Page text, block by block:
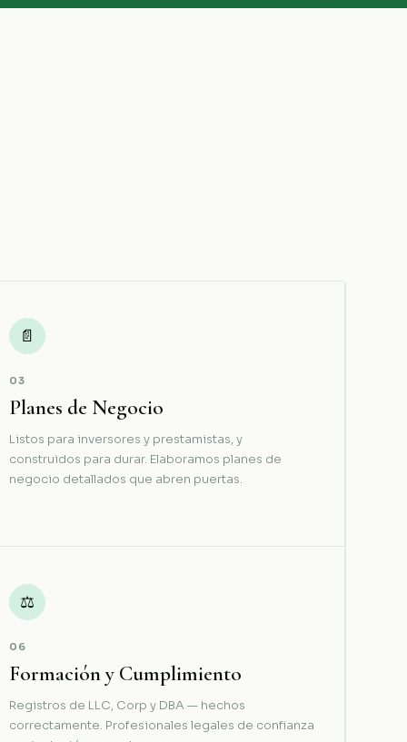
📄
03
Planes de Negocio
Listos para inversores y prestamistas, y
construidos para durar. Elaboramos planes de
negocio detallados que abren puertas.
⚖
06
Formación y Cumplimiento
Registros de LLC, Corp y DBA — hechos
correctamente. Profesionales legales de confianza